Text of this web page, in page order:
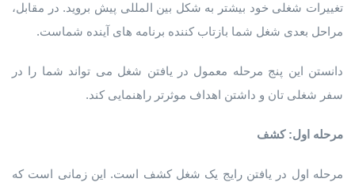
تغییرات شغلی خود بیشتر به شکل بین المللی پیش بروید. در مقابل،
مراحل بعدی شغل شما بازتاب کننده برنامه های آینده شماست.
دانستن این پنج مرحله معمول در یافتن شغل می تواند شما را در
سفر شغلی تان و داشتن اهداف موثرتر راهنمایی کند.
مرحله اول: کشف
مرحله اول در یافتن رایج یک شغل کشف است. این زمانی است که